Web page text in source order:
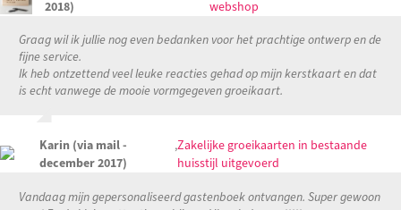
2018)
webshop
Graag wil ik jullie nog even bedanken voor het prachtige ontwerp en de
fijne service.
Ik heb ontzettend veel leuke reacties gehad op mijn kerstkaart en dat
is echt vanwege de mooie vormgegeven groeikaart.
Karin (via mail -
december 2017)
,Zakelijke groeikaarten in bestaande
huisstijl uitgevoerd
Vandaag mijn gepersonaliseerd gastenboek ontvangen. Super gewoon